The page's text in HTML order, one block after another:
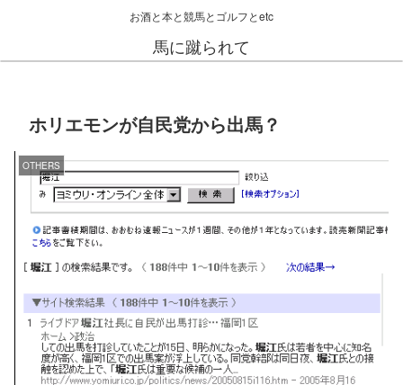
お酒と本と競馬とゴルフとetc
馬に蹴られて
ホリエモンが自民党から出馬？
OTHERS